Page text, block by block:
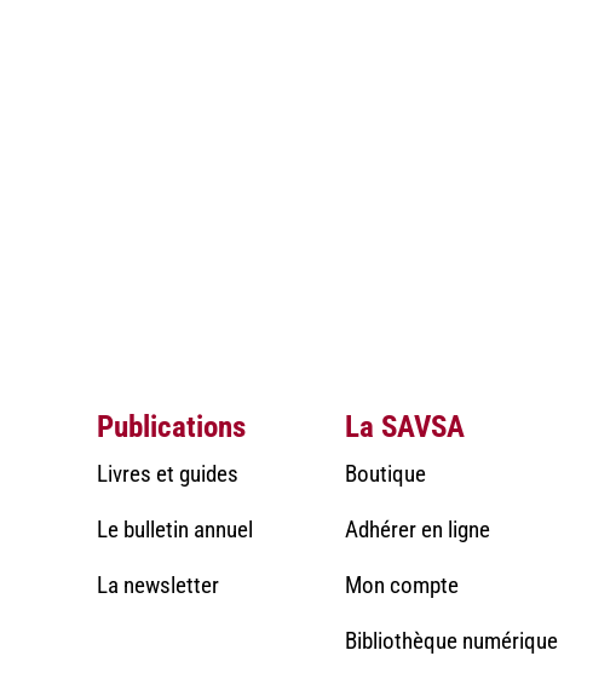
Publications
Livres et guides
Le bulletin annuel
La newsletter
La SAVSA
Boutique
Adhérer en ligne
Mon compte
Bibliothèque numérique